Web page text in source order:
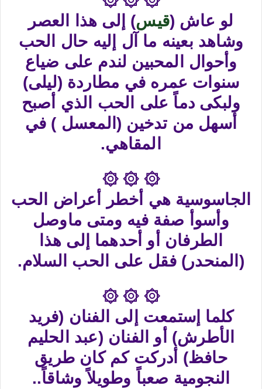
لو عاش (قيس) إلى هذا العصر
وشاهد بعينه ما آل إليه حال الحب
وأحوال المحبين لندم على ضياع
سنوات عمره في مطاردة (ليلى)
ولبكى دماً على الحب الذي أصبح
أسهل من تدخين (المعسل ) في
المقاهي.
۞ ۞ ۞
الجاسوسية هي أخطر أعراض الحب
وأسوأ صفة فيه ومتى ماوصل
الطرفان أو أحدهما إلى هذا
(المنحدر) فقل على الحب السلام.
۞ ۞ ۞
كلما إستمعت إلى الفنان (فريد
الأطرش) أو الفنان (عبد الحليم
حافظ) أدركت كم كان طريق
النجومية صعباً وطويلاً وشاقاً..